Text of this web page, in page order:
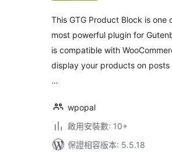
This GTG Product Block is one
most powerful plugin for
is compatible with
display your products on
…
wpopal
啟用安裝數: 10+
保證相容版本: 5.5.18